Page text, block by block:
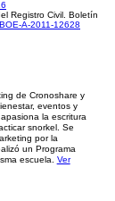
Registro Civil. Boletín
A-2011-12628
de Cronoshare y
eventos y
la escritura
snorkel. Se
por la
un Programa
escuela. Ver